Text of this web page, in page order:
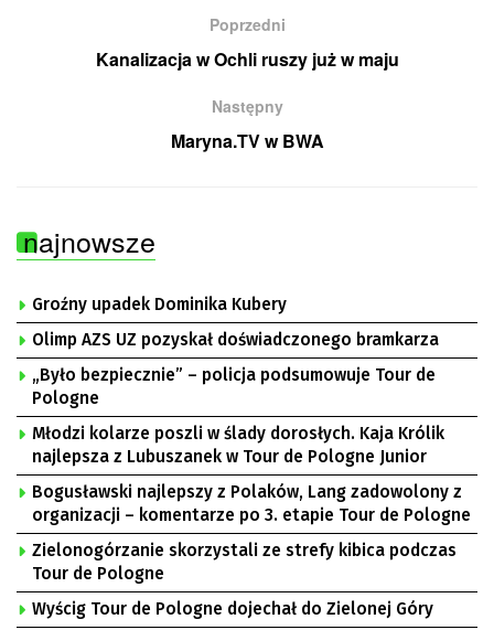
Poprzedni
Kanalizacja w Ochli ruszy już w maju
Następny
Maryna.TV w BWA
najnowsze
Groźny upadek Dominika Kubery
Olimp AZS UZ pozyskał doświadczonego bramkarza
„Było bezpiecznie” – policja podsumowuje Tour de
Pologne
Młodzi kolarze poszli w ślady dorosłych. Kaja Królik
najlepsza z Lubuszanek w Tour de Pologne Junior
Bogusławski najlepszy z Polaków, Lang zadowolony z
organizacji – komentarze po 3. etapie Tour de Pologne
Zielonogórzanie skorzystali ze strefy kibica podczas
Tour de Pologne
Wyścig Tour de Pologne dojechał do Zielonej Góry